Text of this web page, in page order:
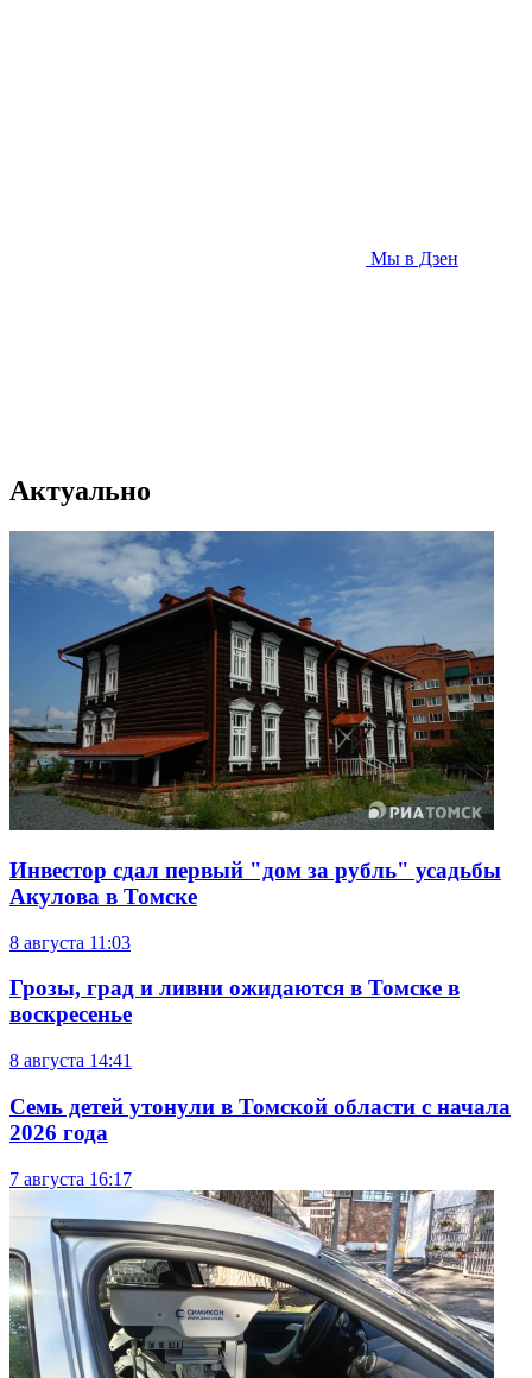
Мы в Дзен
Актуально
Инвестор сдал первый "дом за рубль" усадьбы
Акулова в Томске
8 августа 11:03
Грозы, град и ливни ожидаются в Томске в
воскресенье
8 августа 14:41
Семь детей утонули в Томской области с начала
2026 года
7 августа 16:17